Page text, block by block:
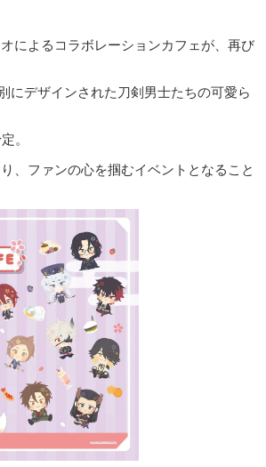
によるコラボレーションカフェが、再び
にデザインされた刀剣男士たちの可愛ら
。
、ファンの心を掴むイベントとなること